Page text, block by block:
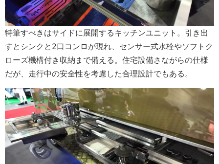
特筆すべきはサイドに展開するキッチンユニット。引き出
すとシンクと2口コンロが現れ、センサー式水栓やソフトク
ローズ機構付き収納まで備える。住宅設備さながらの仕様
だが、走行中の安全性を考慮した合理設計でもある。